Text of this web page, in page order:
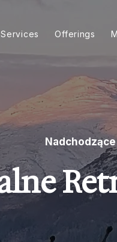
Services Offerings